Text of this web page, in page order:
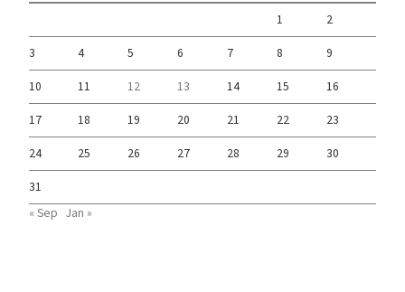
1 2
3 4 5 6 7 8 9
10 11 12 13 14 15 16
17 18 19 20 21 22 23
24 25 26 27 28 29 30
31
« Sep Jan »